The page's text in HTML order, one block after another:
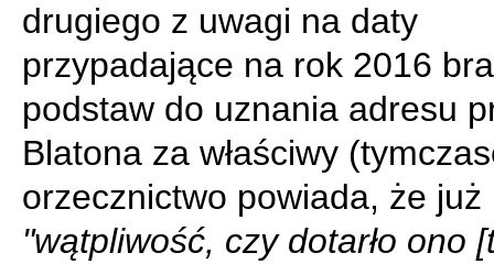
drugiego z uwagi na daty
przypadające na rok 2016
podstaw do uznania adresu
Blatona za właściwy
orzecznictwo powiada, że już
"wątpliwość, czy dotarło ono